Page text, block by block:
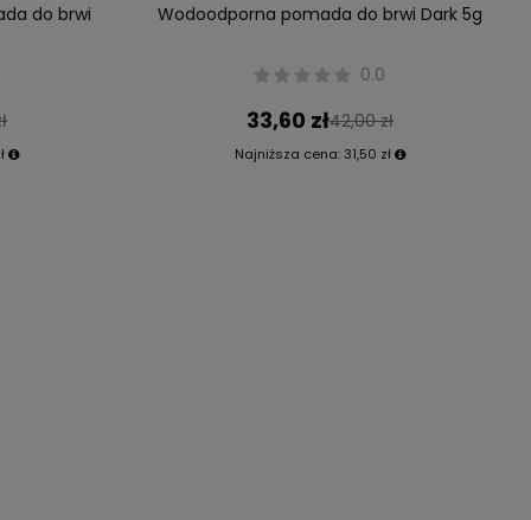
do brwi
Wodoodporna pomada do brwi Dark 5g
0.0
33,60 zł42,00 zł
Najniższa cena: 31,50 zł